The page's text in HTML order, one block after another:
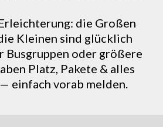
die Großen
Kleinen sind glücklich
Busgruppen oder größere
Platz, Pakete & alles
einfach vorab melden.